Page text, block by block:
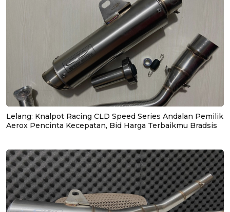
Lelang: Knalpot Racing CLD Speed Series Andalan Pemilik
Aerox Pencinta Kecepatan, Bid Harga Terbaikmu Bradsis